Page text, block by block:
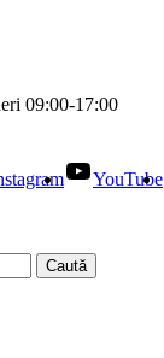
09:00-17:00
YouTube
Caută